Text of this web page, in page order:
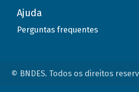
Ajuda
Perguntas frequentes
© BNDES. Todos os direitos